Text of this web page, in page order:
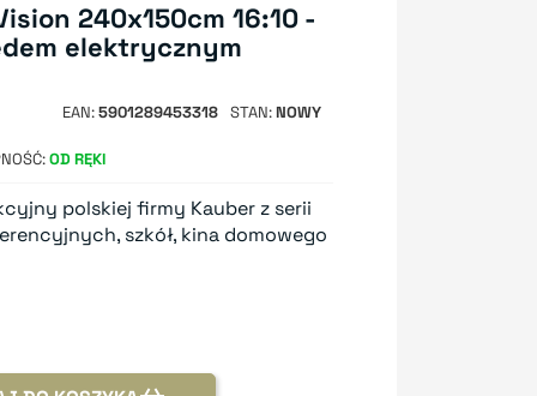
240x150cm 16:10 -
elektrycznym
EAN 5901289453318 STAN NOWY
OD RĘKI
polskiej firmy Kauber z serii
szkół, kina domowego